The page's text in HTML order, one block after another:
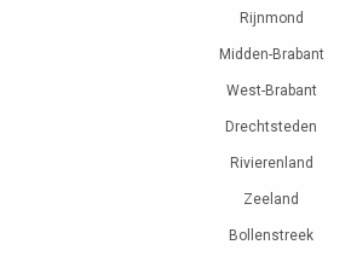
Rijnmond
Midden-Brabant
West-Brabant
Drechtsteden
Rivierenland
Zeeland
Bollenstreek